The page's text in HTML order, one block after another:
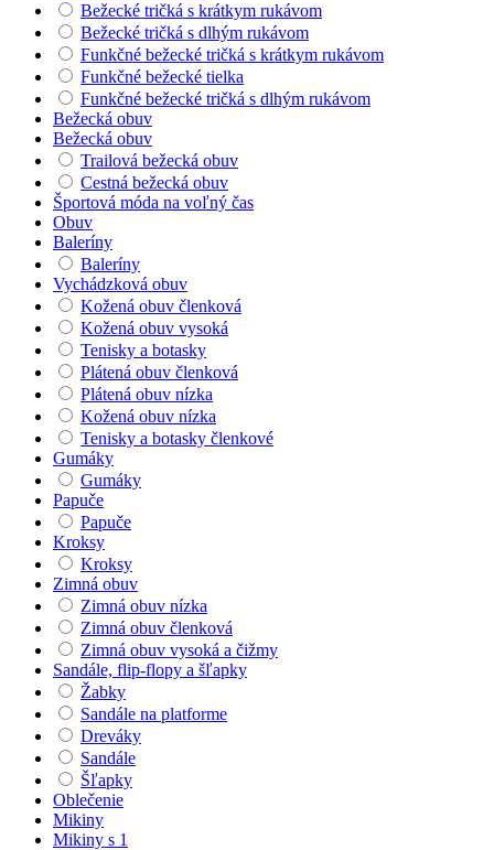
Bežecké tričká s krátkym rukávom
Bežecké tričká s dlhým rukávom
Funkčné bežecké tričká s krátkym rukávom
Funkčné bežecké tielka
Funkčné bežecké tričká s dlhým rukávom
Bežecká obuv
Bežecká obuv
Trailová bežecká obuv
Cestná bežecká obuv
Športová móda na voľný čas
Obuv
Baleríny
Baleríny
Vychádzková obuv
Kožená obuv členková
Kožená obuv vysoká
Tenisky a botasky
Plátená obuv členková
Plátená obuv nízka
Kožená obuv nízka
Tenisky a botasky členkové
Gumáky
Gumáky
Papuče
Papuče
Kroksy
Kroksy
Zimná obuv
Zimná obuv nízka
Zimná obuv členková
Zimná obuv vysoká a čižmy
Sandále, flip-flopy a šľapky
Žabky
Sandále na platforme
Dreváky
Sandále
Šľapky
Oblečenie
Mikiny
Mikiny s 1